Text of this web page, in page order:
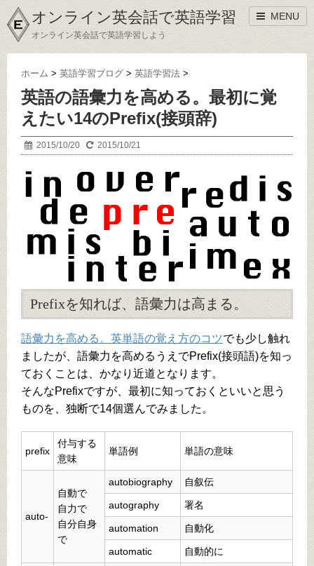
オンライン英会話で英語学習
オンライン英会話で英語学習しよう
MENU
ホーム > 英語学習ブログ > 英語学習法 >
英語の語彙力を高める。最初に覚
えたい14のPrefix(接頭辞)
2015/10/20 2015/10/21
Prefixを知れば、語彙力は高まる。
語彙力を高める。英単語の覚え方のコツでも少し触れ
ましたが、語彙力を高めるうえでPrefix(接頭語)を知っ
ておくことは、かなり近道となります。
そんなPrefixですが、最初に知っておくといいと思う
ものを、独断で14個選んでみました。
prefix
付与する
意味
単語例 単語の意味
auto-
自動で
自力で
自分自身
で
autobiography 自叙伝
autography 署名
automation 自動化
automatic 自動的に